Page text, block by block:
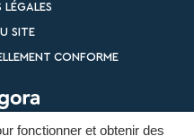
fonctionner et obtenir des
SITE
CONFORME